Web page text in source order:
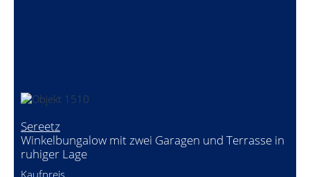
Sereetz
Winkelbungalow mit zwei Garagen und Terrasse in
ruhiger Lage
Kaufpreis